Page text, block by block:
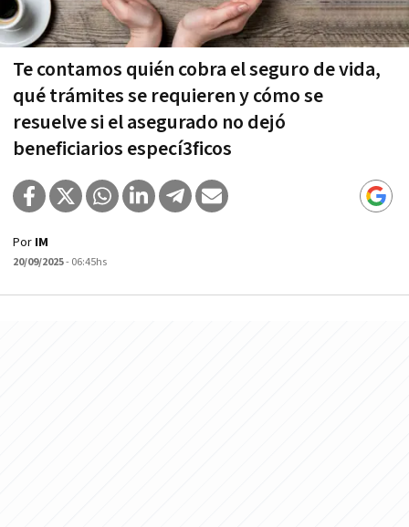
Te contamos quién cobra el seguro de vida,
qué trámites se requieren y cómo se
resuelve si el asegurado no dejó
beneficiarios especí3ficos
Por IM
20/09/2025- 06:45hs